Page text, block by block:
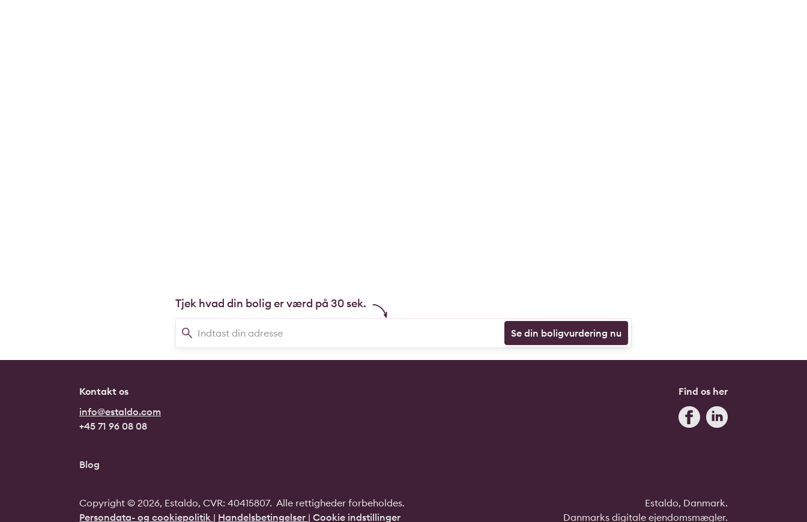
Tjek hvad din bolig er værd på 30 sek.
Se din boligvurdering nu
Kontakt os
info@estaldo.com
+45 71 96 08 08
Find os her
Blog
Copyright © 2026, Estaldo, CVR: 40415807. Alle rettigheder forbeholdes.
Persondata- og cookiepolitik | Handelsbetingelser | Cookie indstillinger
Estaldo, Danmark.
Danmarks digitale ejendomsmægler.